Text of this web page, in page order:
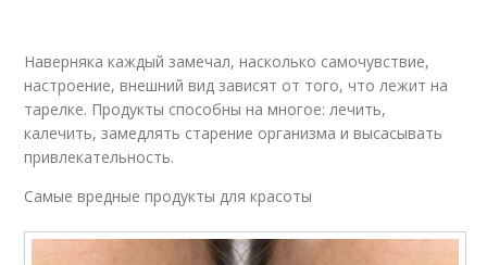
Наверняка каждый замечал, насколько самочувствие,
настроение, внешний вид зависят от того, что лежит на
тарелке. Продукты способны на многое: лечить,
калечить, замедлять старение организма и высасывать
привлекательность.
Самые вредные продукты для красоты